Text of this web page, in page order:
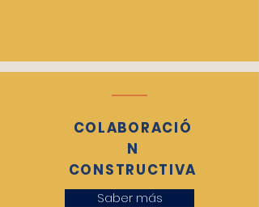
COLABORACIÓ
N
CONSTRUCTIVA
Saber más